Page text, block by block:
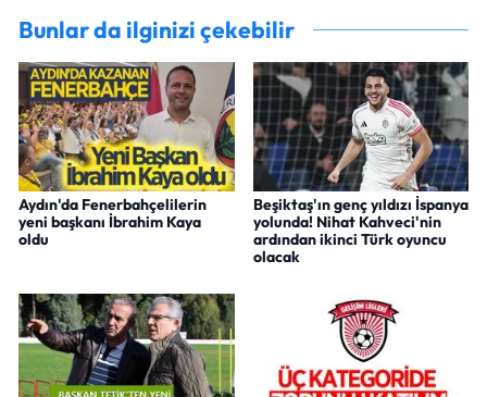
Bunlar da ilginizi çekebilir
Aydın'da Fenerbahçelilerin
yeni başkanı İbrahim Kaya
oldu
Beşiktaş'ın genç yıldızı İspanya
yolunda! Nihat Kahveci'nin
ardından ikinci Türk oyuncu
olacak